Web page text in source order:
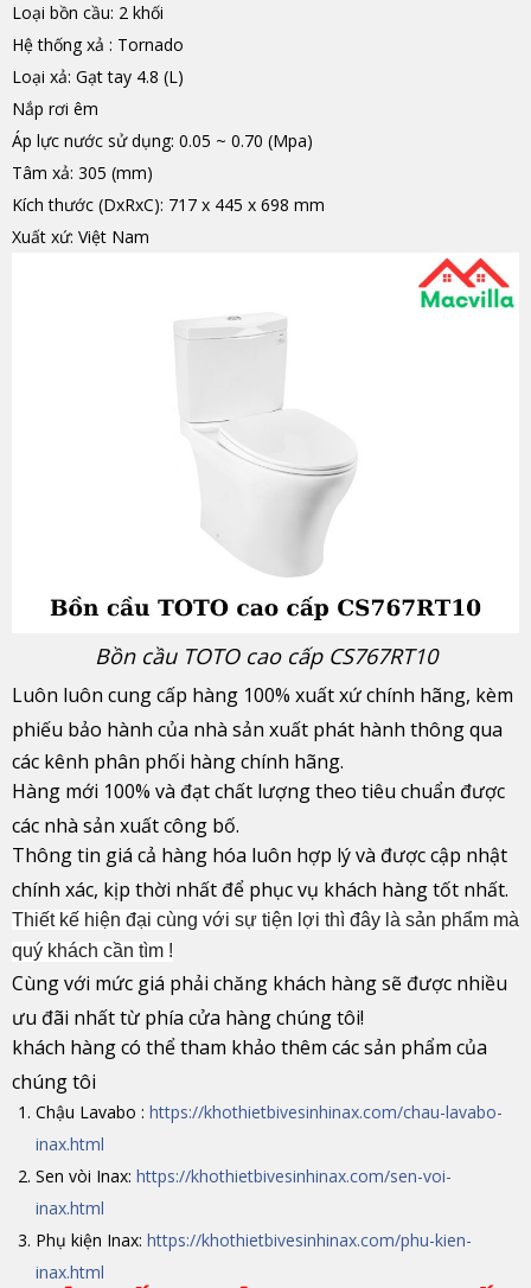
Loại bồn cầu: 2 khối
Hệ thống xả : Tornado
Loại xả: Gạt tay 4.8 (L)
Nắp rơi êm
Áp lực nước sử dụng: 0.05 ~ 0.70 (Mpa)
Tâm xả: 305 (mm)
Kích thước (DxRxC): 717 x 445 x 698 mm
Xuất xứ: Việt Nam
Bồn cầu TOTO cao cấp CS767RT10
Luôn luôn cung cấp hàng 100% xuất xứ chính hãng, kèm
phiếu bảo hành của nhà sản xuất phát hành thông qua
các kênh phân phối hàng chính hãng.
Hàng mới 100% và đạt chất lượng theo tiêu chuẩn được
các nhà sản xuất công bố.
Thông tin giá cả hàng hóa luôn hợp lý và được cập nhật
chính xác, kịp thời nhất để phục vụ khách hàng tốt nhất.
Thiết kế hiện đại cùng với sự tiện lợi thì đây là sản phẩm mà
quý khách cần tìm !
Cùng với mức giá phải chăng khách hàng sẽ được nhiều
ưu đãi nhất từ phía cửa hàng chúng tôi!
khách hàng có thể tham khảo thêm các sản phẩm của
chúng tôi
Chậu Lavabo : https://khothietbivesinhinax.com/chau-lavabo-
inax.html
Sen vòi Inax: https://khothietbivesinhinax.com/sen-voi-
inax.html
Phụ kiện Inax: https://khothietbivesinhinax.com/phu-kien-
inax.html